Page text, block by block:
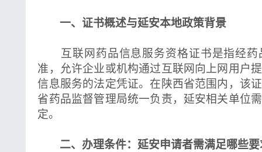
一、证书概述与延安本地政策背景
互联网药品信息服务资格证书是指经药
准，允许企业或机构通过互联网向上网用户
信息服务的法定凭证。在陕西省范围内，该
省药品监督管理局统一负责，延安相关单位
定。
二、办理条件：延安申请者需满足哪些要